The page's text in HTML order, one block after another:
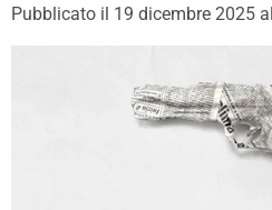
Pubblicato il 19 dicembre 2025